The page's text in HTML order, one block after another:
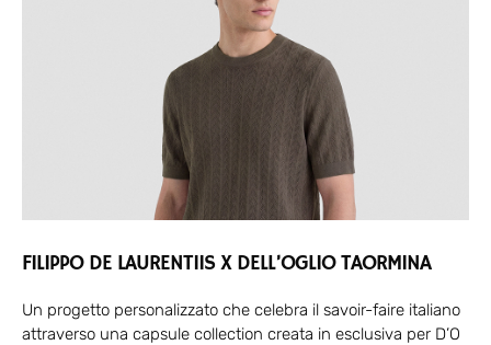
FILIPPO DE LAURENTIIS X DELL’OGLIO TAORMINA
Un progetto personalizzato che celebra il savoir-faire italiano
attraverso una capsule collection creata in esclusiva per D’O